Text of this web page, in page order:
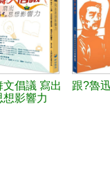
文倡議 寫出
想影響力
跟?魯